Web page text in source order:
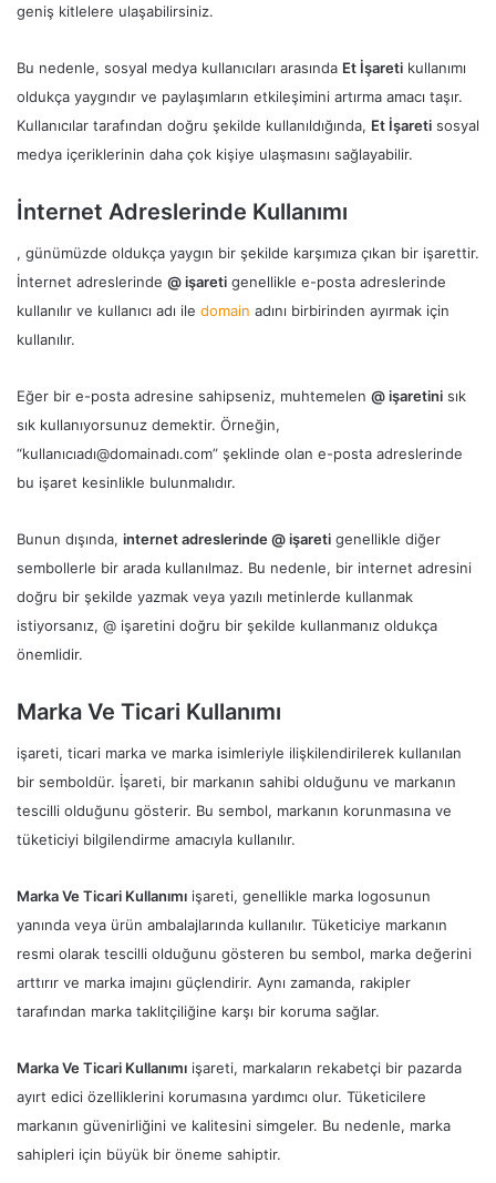
geniş kitlelere ulaşabilirsiniz.
Bu nedenle, sosyal medya kullanıcıları arasında Et İşareti kullanımı
oldukça yaygındır ve paylaşımların etkileşimini artırma amacı taşır.
Kullanıcılar tarafından doğru şekilde kullanıldığında, Et İşareti sosyal
medya içeriklerinin daha çok kişiye ulaşmasını sağlayabilir.
İnternet Adreslerinde Kullanımı
, günümüzde oldukça yaygın bir şekilde karşımıza çıkan bir işarettir.
İnternet adreslerinde @ işareti genellikle e-posta adreslerinde
kullanılır ve kullanıcı adı ile domain adını birbirinden ayırmak için
kullanılır.
Eğer bir e-posta adresine sahipseniz, muhtemelen @ işaretini sık
sık kullanıyorsunuz demektir. Örneğin,
“kullanıcıadı@domainadı.com” şeklinde olan e-posta adreslerinde
bu işaret kesinlikle bulunmalıdır.
Bunun dışında, internet adreslerinde @ işareti genellikle diğer
sembollerle bir arada kullanılmaz. Bu nedenle, bir internet adresini
doğru bir şekilde yazmak veya yazılı metinlerde kullanmak
istiyorsanız, @ işaretini doğru bir şekilde kullanmanız oldukça
önemlidir.
Marka Ve Ticari Kullanımı
işareti, ticari marka ve marka isimleriyle ilişkilendirilerek kullanılan
bir semboldür. İşareti, bir markanın sahibi olduğunu ve markanın
tescilli olduğunu gösterir. Bu sembol, markanın korunmasına ve
tüketiciyi bilgilendirme amacıyla kullanılır.
Marka Ve Ticari Kullanımı işareti, genellikle marka logosunun
yanında veya ürün ambalajlarında kullanılır. Tüketiciye markanın
resmi olarak tescilli olduğunu gösteren bu sembol, marka değerini
arttırır ve marka imajını güçlendirir. Aynı zamanda, rakipler
tarafından marka taklitçiliğine karşı bir koruma sağlar.
Marka Ve Ticari Kullanımı işareti, markaların rekabetçi bir pazarda
ayırt edici özelliklerini korumasına yardımcı olur. Tüketicilere
markanın güvenirliğini ve kalitesini simgeler. Bu nedenle, marka
sahipleri için büyük bir öneme sahiptir.